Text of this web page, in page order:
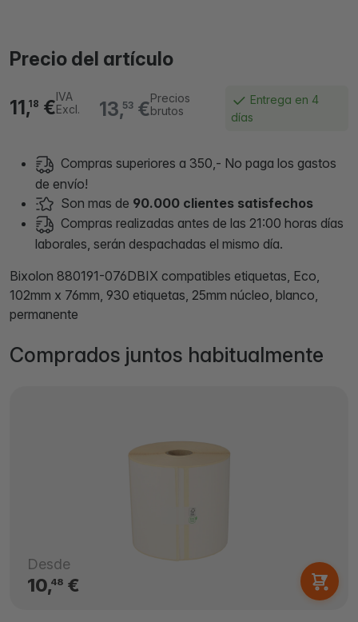
Precio del artículo
13,53€Precios
brutos
11,18 €IVA
Excl.
Entrega en 4
días
Compras superiores a 350,- No paga los gastos
de envío!
Son mas de 90.000 clientes satisfechos
Compras realizadas antes de las 21:00 horas días
laborales, serán despachadas el mismo día.
Bixolon 880191-076DBIX compatibles etiquetas, Eco,
102mm x 76mm, 930 etiquetas, 25mm núcleo, blanco,
permanente
Comprados juntos habitualmente
Desde
10,48€